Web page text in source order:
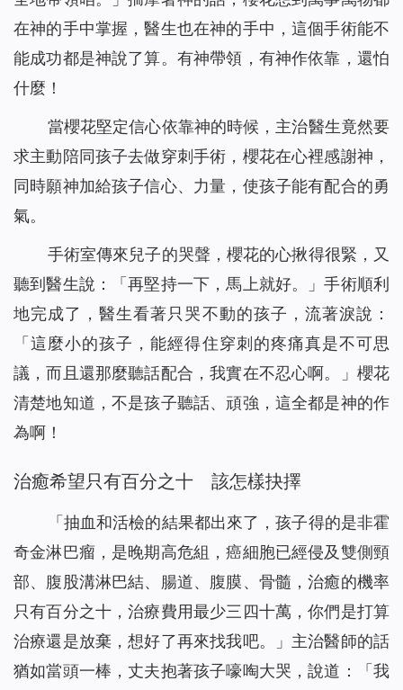
在神的手中掌握，醫生也在神的手中，這個手術能不
能成功都是神說了算。有神帶領，有神作依靠，還怕
什麼！
當櫻花堅定信心依靠神的時候，主治醫生竟然要
求主動陪同孩子去做穿刺手術，櫻花在心裡感謝神，
同時願神加給孩子信心、力量，使孩子能有配合的勇
氣。
手術室傳來兒子的哭聲，櫻花的心揪得很緊，又
聽到醫生說：「再堅持一下，馬上就好。」手術順利
地完成了，醫生看著只哭不動的孩子，流著淚說：
「這麼小的孩子，能經得住穿刺的疼痛真是不可思
議，而且還那麼聽話配合，我實在不忍心啊。」櫻花
清楚地知道，不是孩子聽話、頑強，這全都是神的作
為啊！
治癒希望只有百分之十 該怎樣抉擇
「抽血和活檢的結果都出來了，孩子得的是非霍
奇金淋巴瘤，是晚期高危組，癌細胞已經侵及雙側頸
部、腹股溝淋巴結、腸道、腹膜、骨髓，治癒的機率
只有百分之十，治療費用最少三四十萬，你們是打算
治療還是放棄，想好了再來找我吧。」主治醫師的話
猶如當頭一棒，丈夫抱著孩子嚎啕大哭，說道：「我